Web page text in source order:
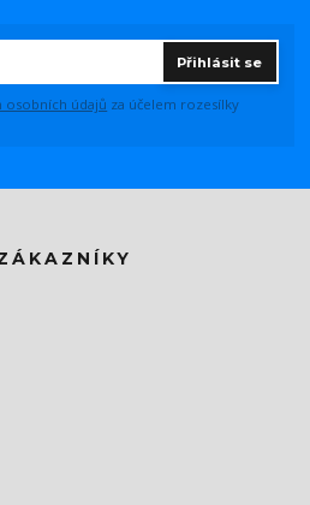
Přihlásit se
osobních údajů za účelem rozesílky